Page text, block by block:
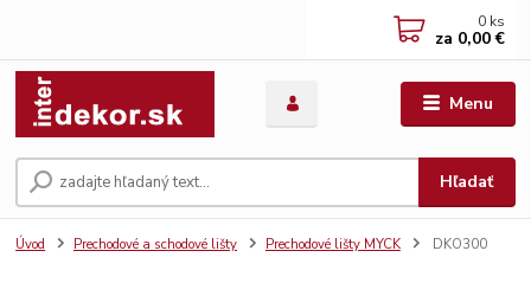
Menu
Hľadať
0 ks
za 0,00 €
Úvod Prechodové a schodové lišty Prechodové lišty MYCK DKO300